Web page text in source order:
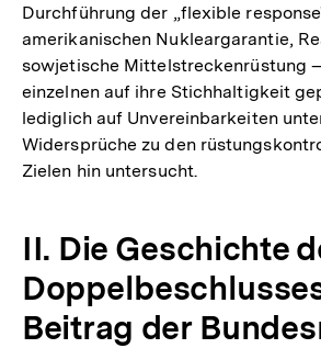
der
Durchführung der „flexible
amerikanischen Nukleargarantie,
sowjetische Mittelstreckenrüstung
einzelnen auf ihre Stichhaltigkeit
lediglich auf Unvereinbarkeiten
Widersprüche zu den
Zielen hin untersucht.
II. Die Geschichte
Beitrag der